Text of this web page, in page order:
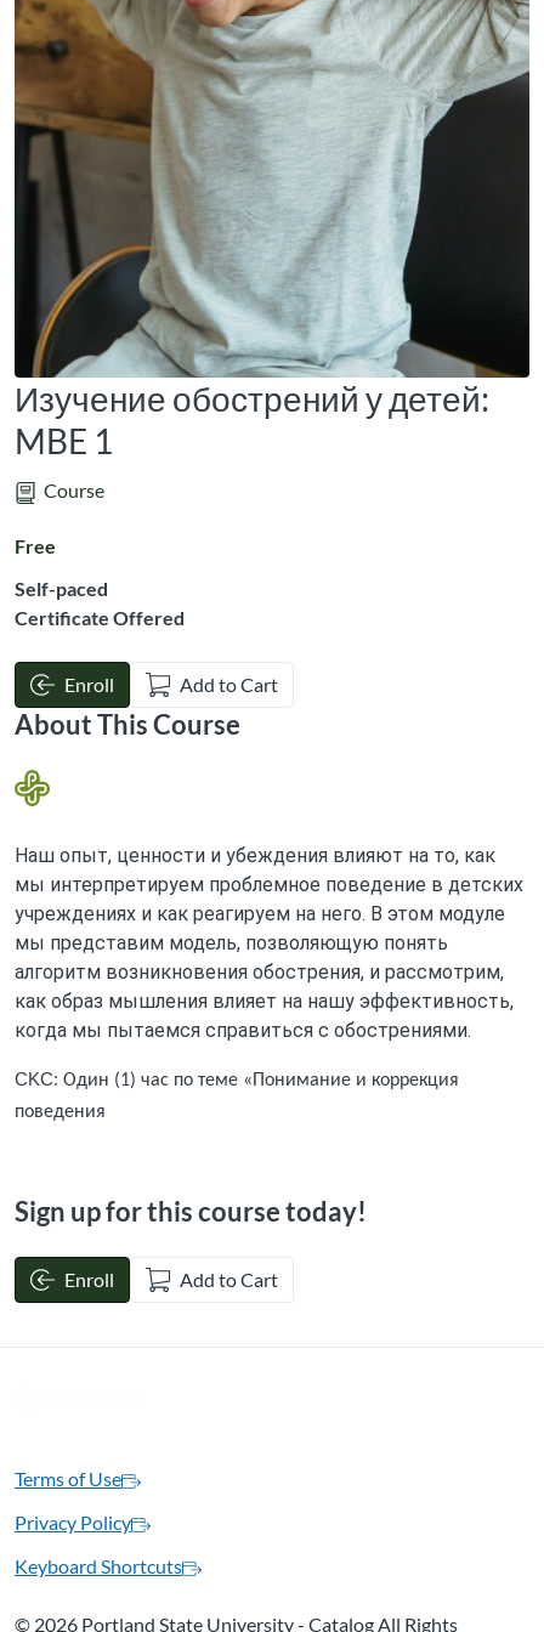
Изучение обострений у детей:
MBE 1
Course
Free
Self-paced
Certificate Offered
Enroll Add to Cart
About This Course
Наш опыт, ценности и убеждения влияют на то, как
мы интерпретируем проблемное поведение в детских
учреждениях и как реагируем на него. В этом модуле
мы представим модель, позволяющую понять
алгоритм возникновения обострения, и рассмотрим,
как образ мышления влияет на нашу эффективность,
когда мы пытаемся справиться с обострениями.
CKC: Один (1) час по теме «Понимание и коррекция
поведения
Sign up for this course today!
Enroll Add to Cart
Terms of Use
Privacy Policy
Keyboard Shortcuts
© 2026 Portland State University - Catalog All Rights